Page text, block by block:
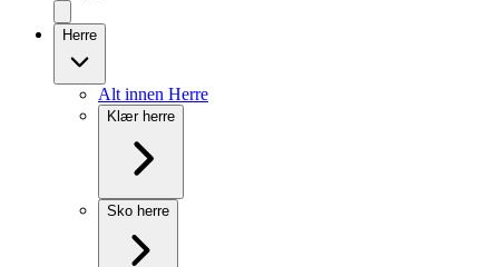
Herre
Alt innen Herre
Klær herre
Sko herre